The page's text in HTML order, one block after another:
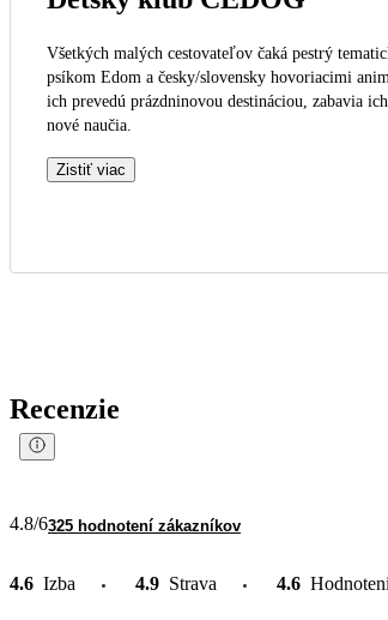
Všetkých malých cestovateľov čaká pestrý
psíkom Edom a česky/slovensky hovoriacimi
ich prevedú prázdninovou destináciou, zabavia
nové naučia.
Zistiť viac
Recenzie
4.8/6325 hodnotení zákazníkov
4.6 Izba 4.9 Strava 4.6